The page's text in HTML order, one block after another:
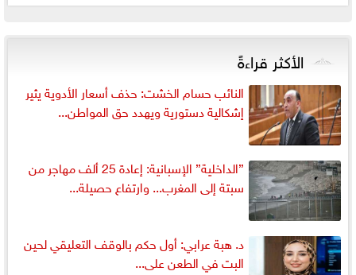
الأكثر قراءةً
النائب حسام الخشت: حذف أسعار الأدوية يثير
إشكالية دستورية ويهدد حق المواطن...
”الداخلية” الإسبانية: إعادة 25 ألف مهاجر من
سبتة إلى المغرب... وارتفاع حصيلة...
د. هبة عرابي: أول حكم بالوقف التعليقي لحين
البت في الطعن على...